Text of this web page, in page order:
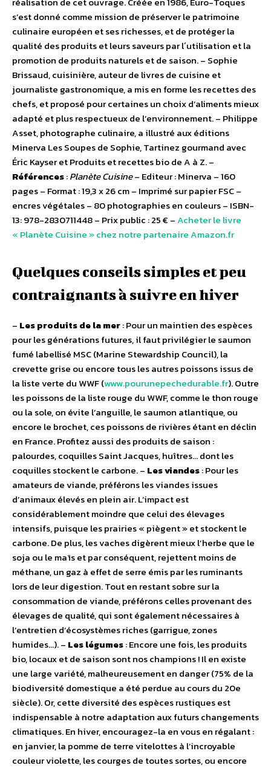
s’est donné comme mission de préserver le patrimoine
culinaire européen et ses richesses, et de protéger la
qualité des produits et leurs saveurs par l´utilisation et la
promotion de produits naturels et de saison. – Sophie
Brissaud, cuisinière, auteur de livres de cuisine et
journaliste gastronomique, a mis en forme les recettes des
chefs, et proposé pour certaines un choix d’aliments mieux
adapté et plus respectueux de l’environnement. – Philippe
Asset, photographe culinaire, a illustré aux éditions
Minerva Les Soupes de Sophie, Tartinez gourmand avec
Éric Kayser et Produits et recettes bio de A à Z. –
Références:Planète Cuisine– Editeur : Minerva – 160
pages – Format : 19,3 x 26 cm – Imprimé sur papier FSC –
encres végétales – 80 photographies en couleurs – ISBN-
13: 978-2830711448 – Prix public : 25 € –Acheter le livre
« Planète Cuisine » chez notre partenaire Amazon.fr
Quelques conseils simples et peu
contraignants à suivre en hiver
– Les produits de la mer: Pour un maintien des espèces
pour les générations futures, il faut privilégier le saumon
fumé labellisé MSC (Marine Stewardship Council), la
crevette grise ou encore tous les autres poissons issus de
la liste verte du WWF (www.pourunepechedurable.fr). Outre
les poissons de la liste rouge du WWF, comme le thon rouge
ou la sole, on évite l’anguille, le saumon atlantique, ou
encore le brochet, ces poissons de rivières étant en déclin
en France. Profitez aussi des produits de saison :
palourdes, coquilles Saint Jacques, huîtres… dont les
coquilles stockent le carbone. – Les viandes: Pour les
amateurs de viande, préférons les viandes issues
d’animaux élevés en plein air. L’impact est
considérablement moindre que celui des élevages
intensifs, puisque les prairies « piègent » et stockent le
carbone. De plus, les vaches digèrent mieux l’herbe que le
soja ou le maïs et par conséquent, rejettent moins de
méthane, un gaz à effet de serre émis par les ruminants
lors de leur digestion. Tout en restant sobre sur la
consommation de viande, préférons celles provenant des
élevages de qualité, qui sont également nécessaires à
l’entretien d’écosystèmes riches (garrigue, zones
humides…). – Les légumes: Encore une fois, les produits
bio, locaux et de saison sont nos champions ! Il en existe
une large variété, malheureusement en danger (75% de la
biodiversité domestique a été perdue au cours du 20e
siècle). Or, cette diversité des espèces rustiques est
indispensable à notre adaptation aux futurs changements
climatiques. En hiver, encouragez-la en vous en régalant :
en janvier, la pomme de terre vitelottes à l’incroyable
couleur violette, les courges de toutes sortes, ou encore